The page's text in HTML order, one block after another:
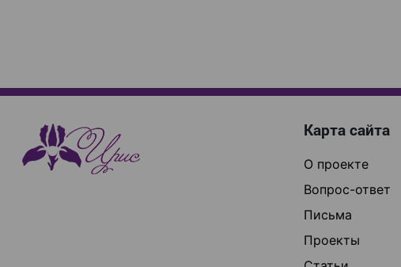
Карта сайта
О проекте
Вопрос-ответ
Письма
Проекты